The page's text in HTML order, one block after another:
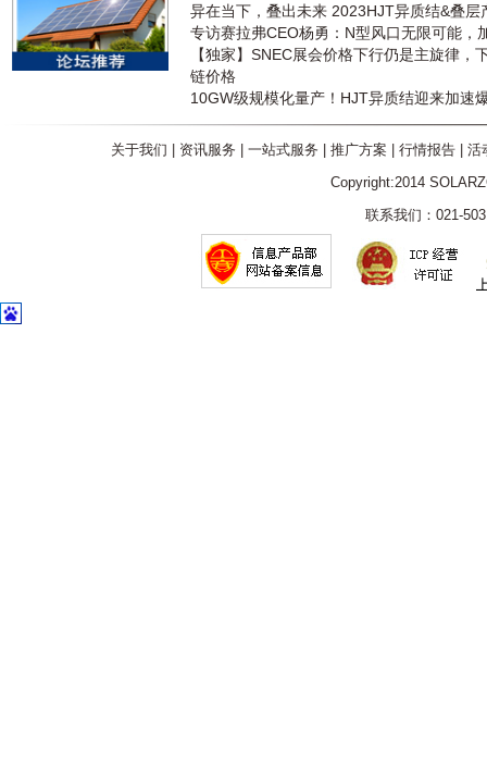
异在当下，叠出未来 2023HJT异质结&叠层
专访赛拉弗CEO杨勇：N型风口无限可能，
【独家】SNEC展会价格下行仍是主旋律，
链价格
10GW级规模化量产！HJT异质结迎来加速
关于我们 资讯服务 一站式服务 推广方案 行情报告| 活
Copyright:2014
联系我们：021-